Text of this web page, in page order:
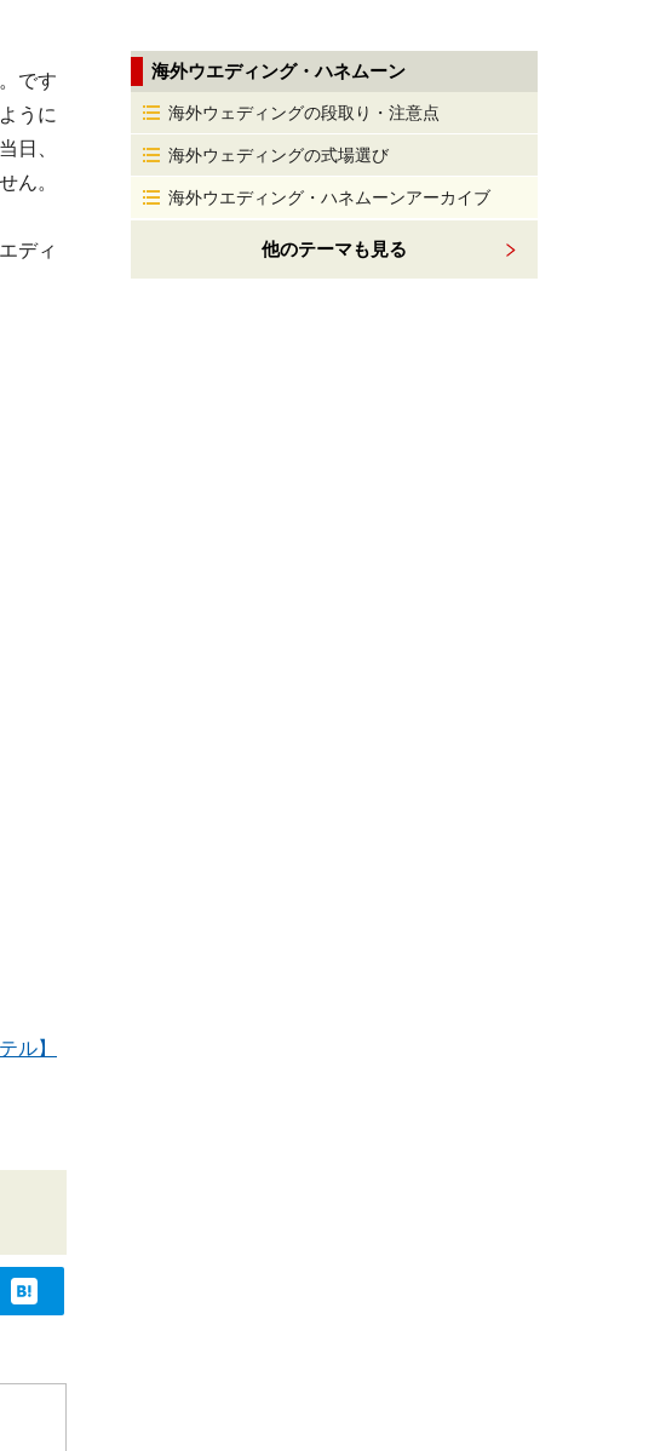
です
うに
日、
ん。
ディ
ル】
海外ウエディング・ハネムーン
海外ウェディングの段取り・注意点
海外ウェディングの式場選び
海外ウエディング・ハネムーンアーカイブ
他のテーマも見る